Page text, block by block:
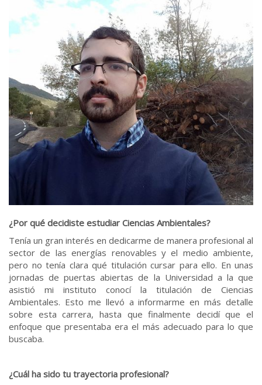
¿Por qué decidiste estudiar Ciencias Ambientales?
Tenía un gran interés en dedicarme de manera profesional al
sector de las energías renovables y el medio ambiente,
pero no tenía clara qué titulación cursar para ello. En unas
jornadas de puertas abiertas de la Universidad a la que
asistió mi instituto conocí la titulación de Ciencias
Ambientales. Esto me llevó a informarme en más detalle
sobre esta carrera, hasta que finalmente decidí que el
enfoque que presentaba era el más adecuado para lo que
buscaba.
¿Cuál ha sido tu trayectoria profesional?